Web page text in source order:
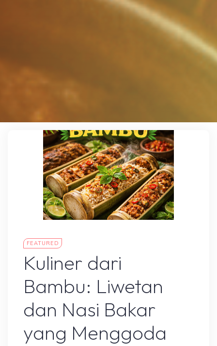
Leave a comment
FEATURED
Kuliner dari
Bambu: Liwetan
dan Nasi Bakar
yang Menggoda